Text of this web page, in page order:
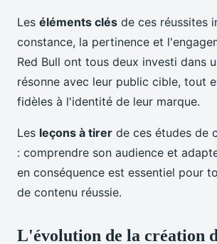
Les éléments clés de ces réussites
constance, la pertinence et
Red Bull ont tous deux investi dans
résonne avec leur public cible, tout
fidèles à l'identité de leur marque.
Les leçons à tirer de ces études de
: comprendre son audience et
en conséquence est essentiel pour
de contenu réussie.
L'évolution de la création